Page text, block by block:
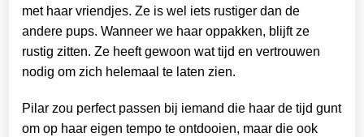
met haar vriendjes. Ze is wel iets rustiger dan de
andere pups. Wanneer we haar oppakken, blijft ze
rustig zitten. Ze heeft gewoon wat tijd en vertrouwen
nodig om zich helemaal te laten zien.
Pilar zou perfect passen bij iemand die haar de tijd gunt
om op haar eigen tempo te ontdooien, maar die ook